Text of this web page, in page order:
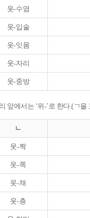
웃-수염
웃-입술
웃-잇몸
웃-자리
웃-중방
앞에서는 ‘위-’로 한다.(ㄱ
ㄴ
웃-짝
웃-쪽
웃-채
웃-층